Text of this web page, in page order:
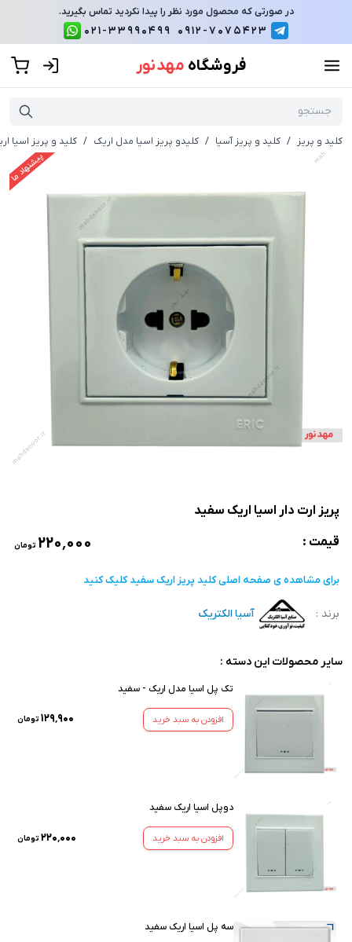
در صورتی که محصول مورد نظر را پیدا نکردید تماس بگیرید.
0912-7075423
021-33990499
فروشگاه مهد نور
کلید و پریز / کلید و پریز آسیا / کلیدو پریز اسیا مدل اریک / کلید و پریز اسیا
پیشنهاد ما
پریز ارت دار اسیا اریک سفید
قیمت :
۲۲۰٬۰۰۰ تومان
برای مشاهده ی صفحه اصلیکلید پریز اریک سفیدکلیک کنید
برند : آسیا الکتریک
سایر محصولات این دسته :
تک پل اسیا مدل اریک - سفید
افزودن به سبد خرید ۱۲۹٬۹۰۰ تومان
دوپل اسیا اریک سفید
افزودن به سبد خرید ۲۲۰٬۰۰۰ تومان
سه پل اسیا اریک سفید